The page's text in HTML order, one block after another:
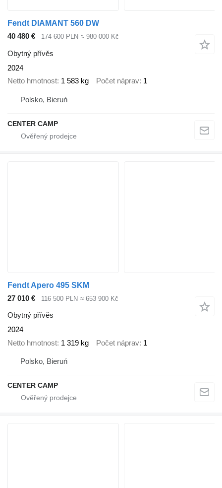
Fendt DIAMANT 560 DW
40 480 €
174 600 PLN ≈ 980 000 Kč
Obytný přívěs
2024
Netto hmotnost 1 583 kg Počet náprav 1
Polsko, Bieruń
CENTER CAMP
Fendt Apero 495 SKM
27 010 €
116 500 PLN ≈ 653 900 Kč
Obytný přívěs
2024
Netto hmotnost 1 319 kg Počet náprav 1
Polsko, Bieruń
CENTER CAMP